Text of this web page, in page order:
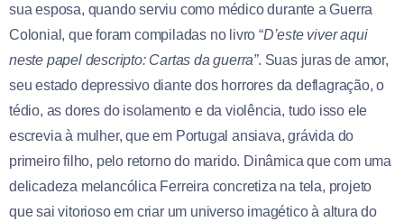
sua esposa, quando serviu como médico durante a Guerra
Colonial, que foram compiladas no livro “D’este viver aqui
neste papel descripto: Cartas da guerra”. Suas juras de amor,
seu estado depressivo diante dos horrores da deflagração, o
tédio, as dores do isolamento e da violência, tudo isso ele
escrevia à mulher, que em Portugal ansiava, grávida do
primeiro filho, pelo retorno do marido. Dinâmica que com uma
delicadeza melancólica Ferreira concretiza na tela, projeto
que sai vitorioso em criar um universo imagético à altura do